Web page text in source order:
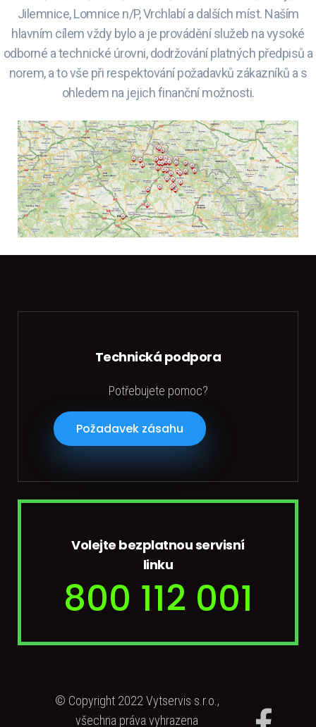
Jilemnice, Lomnice n/P, Vrchlabí a dalších míst. Naším
hlavním cílem vždy bylo a je provádění služeb na vysoké
odborné a technické úrovni, dodržování platných předpisů a
norem, a to vše při respektování požadavků zákazníků a s
ohledem na jejich finanční možnosti.
Technická podpora
Potřebujete pomoc?
Požadavek zásahu
Volejte bezplatnou servisní
linku
800 112 001
© Copyright 2022 Vytservis s.r.o.,
všechna práva vyhrazena